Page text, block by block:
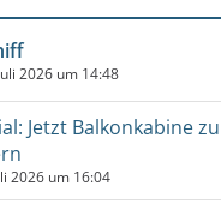
2026 um 14:48
Jetzt Balkonkabine
2026 um 16:04